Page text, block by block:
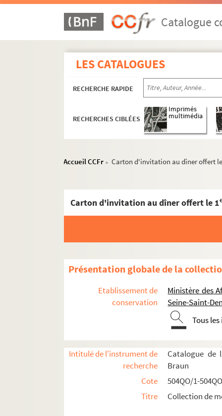
Catalogue
LES CATALOGUES
RECHERCHE RAPIDE
RECHERCHES CIBLÉES
Imprimés
multimédia
Accueil CCFr > Carton d'invitation au dîner offert
Carton d'invitation au dîner offert le 1
Présentation globale de la
Etablissement de
conservation
Ministère des
Seine-Saint-
Tous
Intitulé de l'instrument de
recherche
Catalogue de
Braun
Cote
504QO/1-
Titre
Collection de
Réceptions données par ou pour les
Réceptions données par le ministère des
Réceptions et voyages présidentiels
Voyages étrangers en France
504QO/14. Shah de Perse, escadre
504QO/15. Souverains espagnols, roi